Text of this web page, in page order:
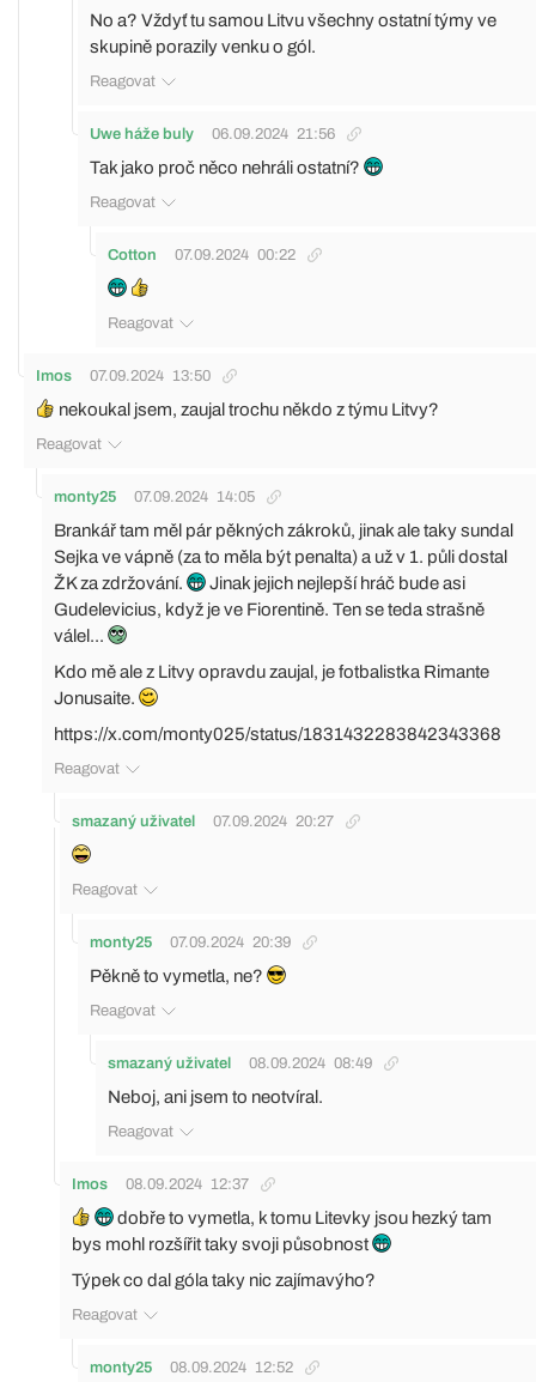
No a? Vždyť tu samou Litvu všechny ostatní týmy ve
skupině porazily venku o gól.
Reagovat
Uwe háže buly 06.09.2024 21:56
Tak jako proč něco nehráli ostatní?
Reagovat
Cotton 07.09.2024 00:22
Reagovat
Imos 07.09.2024 13:50
nekoukal jsem, zaujal trochu někdo z týmu Litvy?
Reagovat
monty25 07.09.2024 14:05
Brankář tam měl pár pěkných zákroků, jinak ale taky sundal
Sejka ve vápně (za to měla být penalta) a už v 1. půli dostal
ŽK za zdržování.
Jinak jejich nejlepší hráč bude asi
Gudelevicius, když je ve Fiorentině. Ten se teda strašně
válel...
Kdo mě ale z Litvy opravdu zaujal, je fotbalistka Rimante
Jonusaite.
https://x.com/monty025/status/1831432283842343368
Reagovat
smazaný uživatel 07.09.2024 20:27
Reagovat
monty25 07.09.2024 20:39
Pěkně to vymetla, ne?
Reagovat
smazaný uživatel 08.09.2024 08:49
Neboj, ani jsem to neotvíral.
Reagovat
Imos 08.09.2024 12:37
dobře to vymetla, k tomu Litevky jsou hezký tam
bys mohl rozšířit taky svoji působnost
Týpek co dal góla taky nic zajímavýho?
Reagovat
monty25 08.09.2024 12:52